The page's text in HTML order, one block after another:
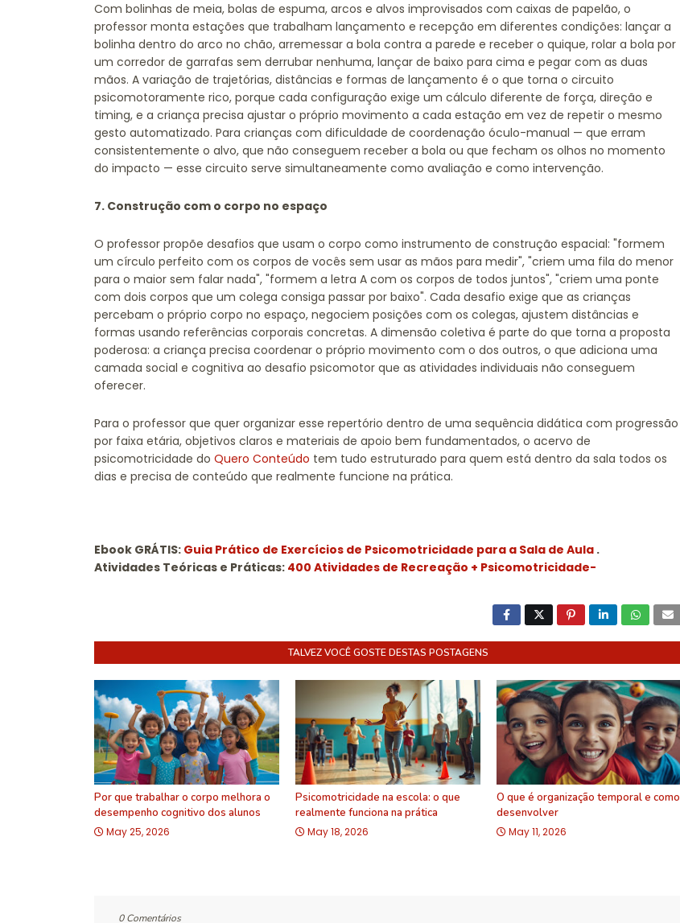
Com bolinhas de meia, bolas de espuma, arcos e alvos improvisados com caixas de papelão, o
professor monta estações que trabalham lançamento e recepção em diferentes condições: lançar a
bolinha dentro do arco no chão, arremessar a bola contra a parede e receber o quique, rolar a bola por
um corredor de garrafas sem derrubar nenhuma, lançar de baixo para cima e pegar com as duas
mãos. A variação de trajetórias, distâncias e formas de lançamento é o que torna o circuito
psicomotoramente rico, porque cada configuração exige um cálculo diferente de força, direção e
timing, e a criança precisa ajustar o próprio movimento a cada estação em vez de repetir o mesmo
gesto automatizado. Para crianças com dificuldade de coordenação óculo-manual — que erram
consistentemente o alvo, que não conseguem receber a bola ou que fecham os olhos no momento
do impacto — esse circuito serve simultaneamente como avaliação e como intervenção.
7. Construção com o corpo no espaço
O professor propõe desafios que usam o corpo como instrumento de construção espacial: "formem
um círculo perfeito com os corpos de vocês sem usar as mãos para medir", "criem uma fila do menor
para o maior sem falar nada", "formem a letra A com os corpos de todos juntos", "criem uma ponte
com dois corpos que um colega consiga passar por baixo". Cada desafio exige que as crianças
percebam o próprio corpo no espaço, negociem posições com os colegas, ajustem distâncias e
formas usando referências corporais concretas. A dimensão coletiva é parte do que torna a proposta
poderosa: a criança precisa coordenar o próprio movimento com o dos outros, o que adiciona uma
camada social e cognitiva ao desafio psicomotor que as atividades individuais não conseguem
oferecer.
Para o professor que quer organizar esse repertório dentro de uma sequência didática com progressão
por faixa etária, objetivos claros e materiais de apoio bem fundamentados, o acervo de
psicomotricidade do Quero Conteúdo tem tudo estruturado para quem está dentro da sala todos os
dias e precisa de conteúdo que realmente funcione na prática.
Ebook GRÁTIS: Guia Prático de Exercícios de Psicomotricidade para a Sala de Aula .
Atividades Teóricas e Práticas: 400 Atividades de Recreação + Psicomotricidade-
TALVEZ VOCÊ GOSTE DESTAS POSTAGENS
Por que trabalhar o corpo melhora o
desempenho cognitivo dos alunos
May 25, 2026
Psicomotricidade na escola: o que
realmente funciona na prática
May 18, 2026
O que é organização temporal e como
desenvolver
May 11, 2026
0 Comentários